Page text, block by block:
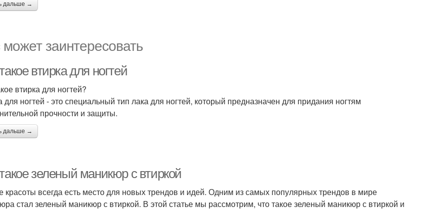
дальше →
заинтересовать
втирка для ногтей
втирка для ногтей?
для ногтей - это специальный тип лака для ногтей, который предназначен для придания ногтям
прочности и защиты.
дальше →
зеленый маникюр с втиркой
красоты всегда есть место для новых трендов и идей. Одним из самых популярных трендов в мире
стал зеленый маникюр с втиркой. В этой статье мы рассмотрим, что такое зеленый маникюр с втиркой и